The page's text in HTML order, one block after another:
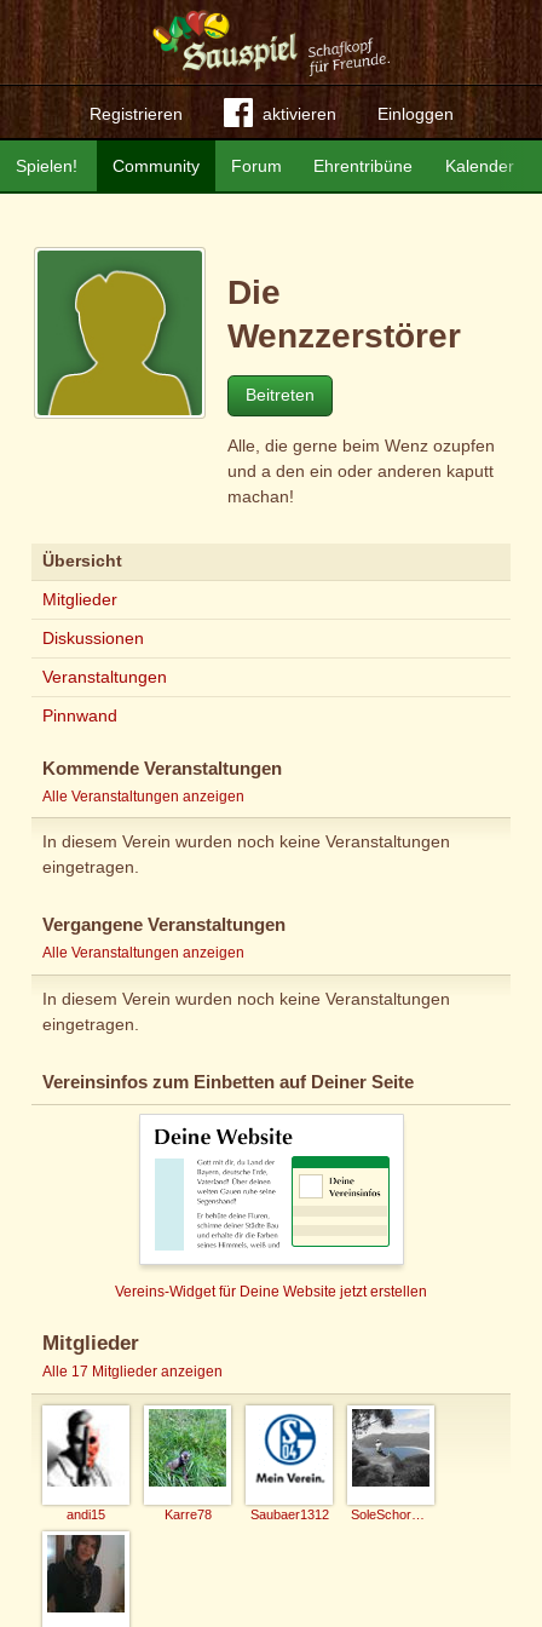
Registrieren aktivieren Einloggen
Community Forum Ehrentribüne Kalender
Spielen!
Die
Wenzzerstörer
Beitreten
Alle, die gerne beim Wenz ozupfen
und a den ein oder anderen kaputt
machan!
Übersicht
Mitglieder
Diskussionen
Veranstaltungen
Pinnwand
Kommende Veranstaltungen
Alle Veranstaltungen anzeigen
In diesem Verein wurden noch keine Veranstaltungen
eingetragen.
Vergangene Veranstaltungen
Alle Veranstaltungen anzeigen
In diesem Verein wurden noch keine Veranstaltungen
eingetragen.
Vereinsinfos zum Einbetten auf Deiner Seite
Vereins-Widget für Deine Website jetzt erstellen
Mitglieder
Alle 17 Mitglieder anzeigen
andi15 Karre78 Saubaer1312